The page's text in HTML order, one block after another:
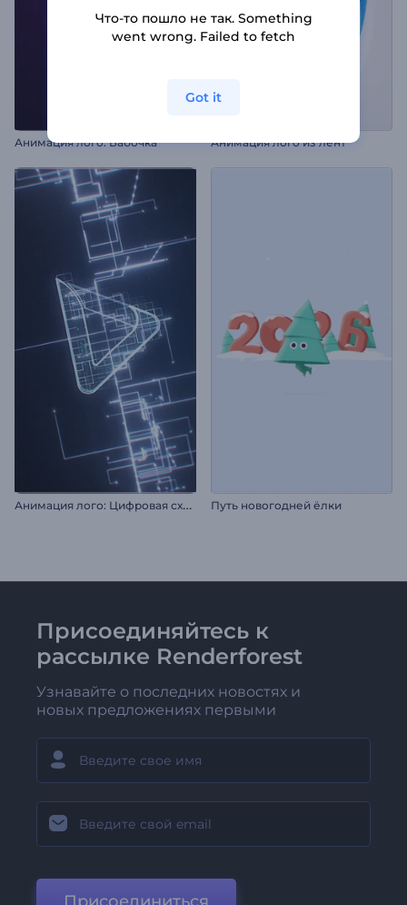
Анимация лого: Бабочка Анимация лого из лент
А
нимация лого: Цифровая схема Путь новогодней ёлки
Присоединяйтесь к
рассылке Renderforest
Узнавайте о последних новостях и
новых предложениях первыми
Что-то пошло не так. Something
went wrong. Failed to fetch
Got it